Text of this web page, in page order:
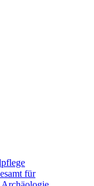
für